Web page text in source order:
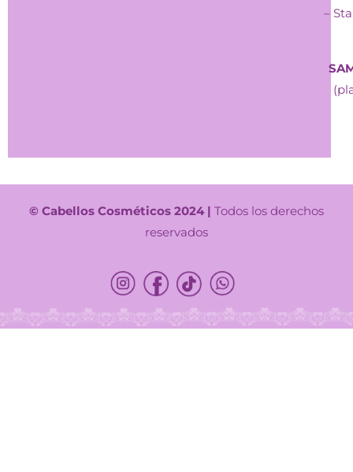
–
© Cabellos Cosméticos 2024 | Todos los derechos
reservados